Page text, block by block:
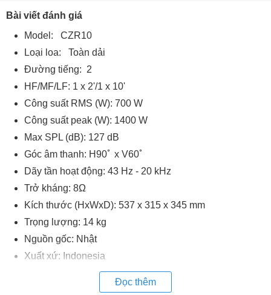
Bài viết đánh giá
Model: CZR10
Loại loa: Toàn dải
Đường tiếng: 2
HF/MF/LF: 1 x 2'/1 x 10'
Công suất RMS (W): 700 W
Công suất peak (W): 1400 W
Max SPL (dB): 127 dB
Góc âm thanh: H90ﾟ x V60ﾟ
Dãy tần hoạt động: 43 Hz - 20 kHz
Trở kháng: 8Ω
Kích thước (HxWxD): 537 x 315 x 345 mm
Trọng lượng: 14 kg
Nguồn gốc: Nhật
Xuất xứ: Indonesia
Đọc thêm